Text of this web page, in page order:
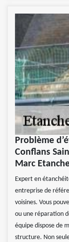
Problème
Conflans
Marc
Expert en
entreprise de
voisines. Vous
ou une réparation
équipe dispose de
structure. Non